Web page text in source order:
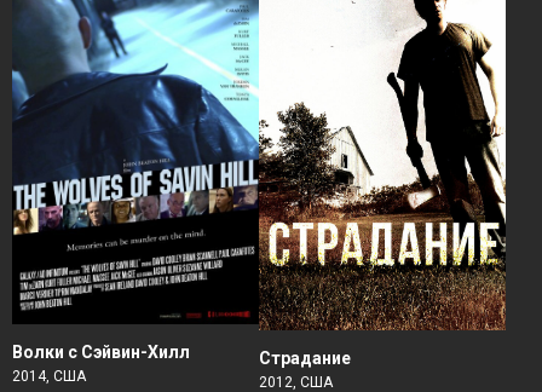
Волки с Сэйвин-Хилл
2014, США
Страдание
2012, США